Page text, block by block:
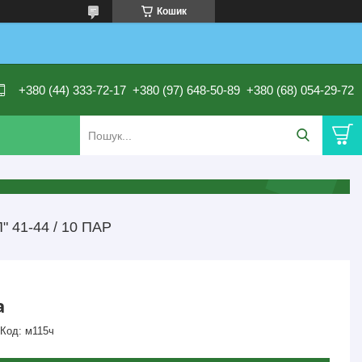
Кошик
+380 (44) 333-72-17 +380 (97) 648-50-89 +380 (68) 054-29-72
41-44 / 10 ПАР
Код: м115ч